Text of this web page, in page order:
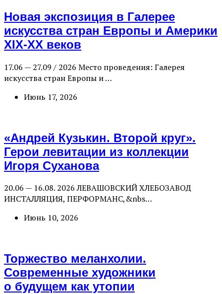
Новая экспозиция в Галерее
искусства стран Европы и Америки
XIX-XX веков
17.06 — 27.09 / 2026 Место проведения: Галерея
искусства стран Европы и …
Июнь 17, 2026
«Андрей Кузькин. Второй круг».
Герои левитации из коллекции
Игоря Суханова
20.06 — 16.08. 2026 ЛЕВАШОВСКИЙ ХЛЕБОЗАВОД
ИНСТАЛЛЯЦИЯ, ПЕРФОРМАНС,&nbs…
Июнь 10, 2026
Торжество меланхолии.
Современные художники
о будущем как утопии